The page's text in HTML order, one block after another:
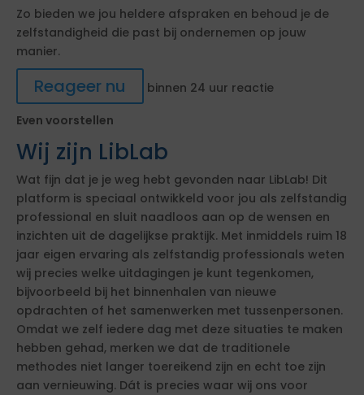
Zo bieden we jou heldere afspraken en behoud je de
zelfstandigheid die past bij ondernemen op jouw
manier.
Reageer nu
binnen 24 uur reactie
Even voorstellen
Wij zijn LibLab
Wat fijn dat je je weg hebt gevonden naar LibLab! Dit
platform is speciaal ontwikkeld voor jou als zelfstandig
professional en sluit naadloos aan op de wensen en
inzichten uit de dagelijkse praktijk. Met inmiddels ruim 18
jaar eigen ervaring als zelfstandig professionals weten
wij precies welke uitdagingen je kunt tegenkomen,
bijvoorbeeld bij het binnenhalen van nieuwe
opdrachten of het samenwerken met tussenpersonen.
Omdat we zelf iedere dag met deze situaties te maken
hebben gehad, merken we dat de traditionele
methodes niet langer toereikend zijn en echt toe zijn
aan vernieuwing. Dát is precies waar wij ons voor